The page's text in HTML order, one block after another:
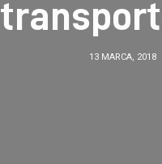
13 MARCA, 2018